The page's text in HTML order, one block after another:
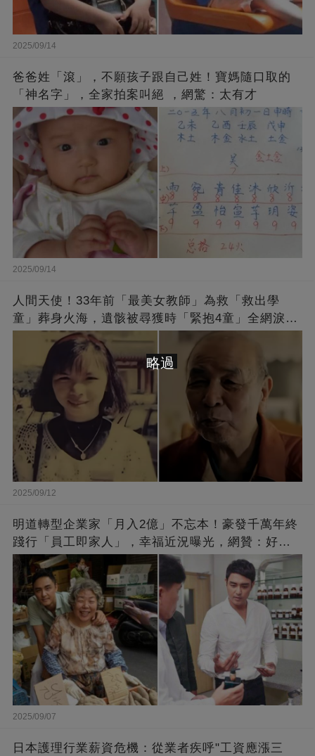
2025/09/14
爸爸姓「滾」，不願孩子跟自己姓！寶媽隨口取的
「神名字」，全家拍案叫絕 ，網驚：太有才
2025/09/14
人間天使！33年前「最美女教師」為救「救出學
童」葬身火海，遺骸被尋獲時「緊抱4童」全網淚
崩：真正的英雄不該被遺忘
2025/09/12
明道轉型企業家「月入2億」不忘本！豪發千萬年終
踐行「員工即家人」，幸福近況曝光，網贊：好老
闆的福報
2025/09/07
日本護理行業薪資危機：從業者疾呼"工資應漲三
略過